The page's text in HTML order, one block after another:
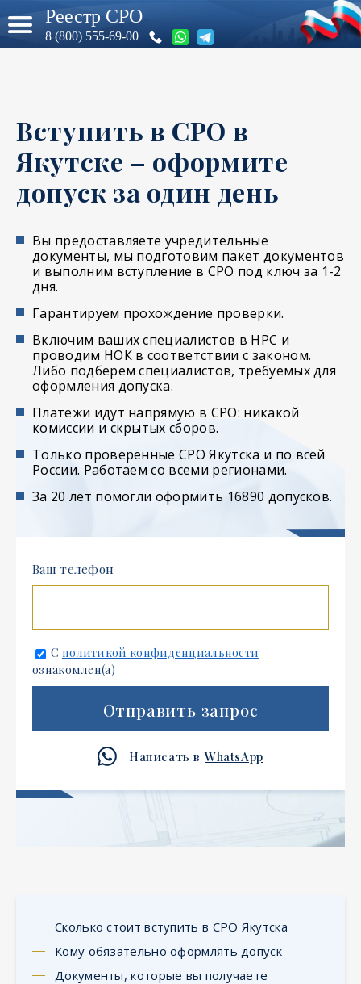
Реестр СРО
8 (800) 555-69-00
Вступить в СРО в
Якутске – оформите
допуск за один день
Вы предоставляете учредительные
документы, мы подготовим пакет документов
и выполним вступление в СРО под ключ за 1-2
дня.
Гарантируем прохождение проверки.
Включим ваших специалистов в НРС и
проводим НОК в соответствии с законом.
Либо подберем специалистов, требуемых для
оформления допуска.
Платежи идут напрямую в СРО: никакой
комиссии и скрытых сборов.
Только проверенные СРО Якутска и по всей
России. Работаем со всеми регионами.
За 20 лет помогли оформить 16890 допусков.
Ваш телефон
С политикой конфиденциальности
ознакомлен(а)
Отправить запрос
Написать в WhatsApp
Сколько стоит вступить в СРО Якутска
Кому обязательно оформлять допуск
Документы, которые вы получаете